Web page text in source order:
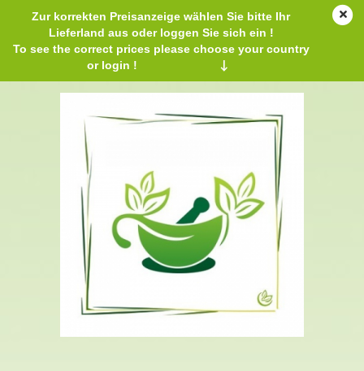
Zur korrekten Preisanzeige wählen Sie bitte Ihr
Lieferland aus oder loggen Sie sich ein !
To see the correct prices please choose your country
or login !
↓
Solagum AX 5 kg